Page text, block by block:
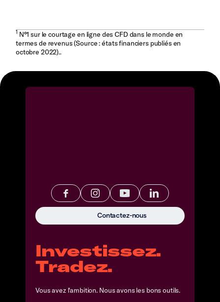
1N°1 sur le courtage en ligne des CFD dans le monde en
termes de revenus (Source : états financiers publiés en
octobre 2022)..
Investissez.
Tradez.
Vous avez l'ambition. Nous avons les bons outils.